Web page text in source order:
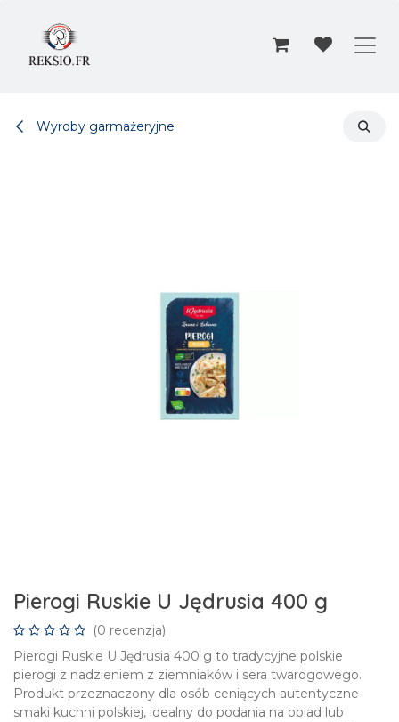
Wyroby garmażeryjne
Pierogi Ruskie U Jędrusia 400 g
(0 recenzja)
Pierogi Ruskie U Jędrusia 400 g to tradycyjne polskie
pierogi z nadzieniem z ziemniaków i sera twarogowego.
Produkt przeznaczony dla osób ceniących autentyczne
smaki kuchni polskiej, idealny do podania na obiad lub